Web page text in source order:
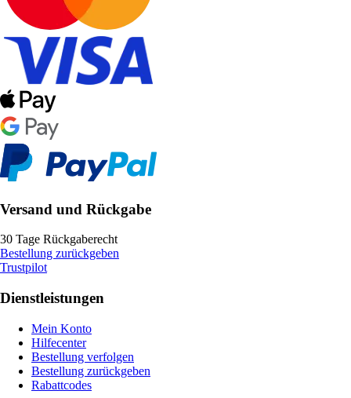
Versand und Rückgabe
30 Tage Rückgaberecht
Bestellung zurückgeben
Trustpilot
Dienstleistungen
Mein Konto
Hilfecenter
Bestellung verfolgen
Bestellung zurückgeben
Rabattcodes